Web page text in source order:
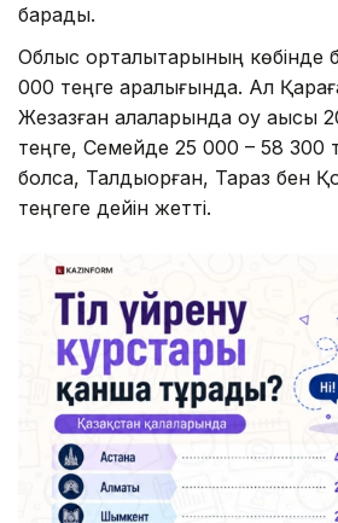
барады.
Облыс орталықтарының көбінде
000 теңге аралығында. Ал
Жезқазған қалаларында оқу
теңге, Семейде 25 000 – 58 300
болса, Талдықорған, Тараз бен
теңгеге дейін жетті.